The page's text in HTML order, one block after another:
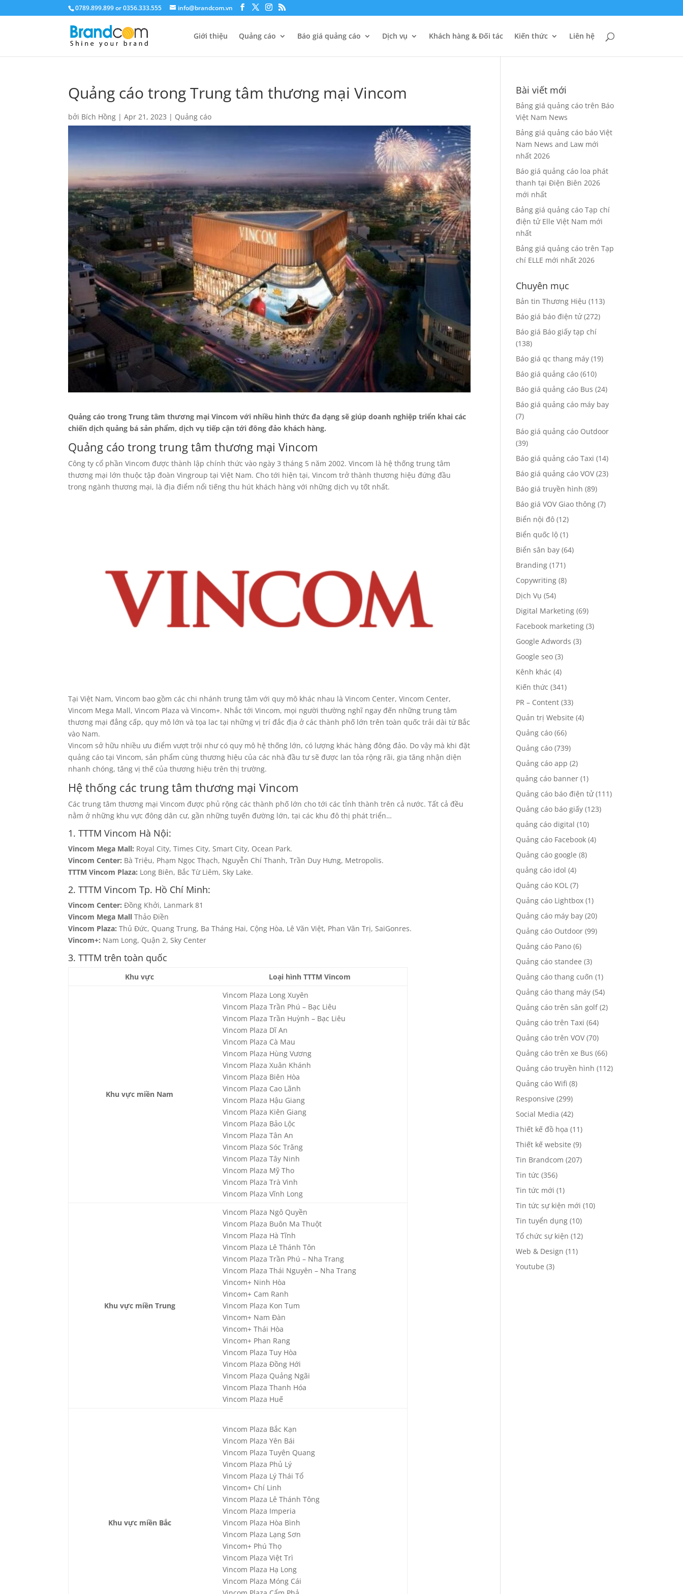
0789.899.899 or 0356.333.555 info@brandcom.vn
Giới thiệu Quảng cáo Báo giá quảng cáo Dịch vụ Khách hàng & Đối tác Kiến thức Liên hệ
Quảng cáo trong Trung tâm thương mại Vincom
bởi Bích Hồng |Apr 21, 2023 | Quảng cáo
Quảng cáo trong Trung tâm thương mại Vincom với nhiều hình thức đa dạng sẽ giúp doanh nghiệp triển khai các
chiến dịch quảng bá sản phẩm, dịch vụ tiếp cận tới đông đảo khách hàng.
Quảng cáo trong trung tâm thương mại Vincom
Công ty cổ phần Vincom được thành lập chính thức vào ngày 3 tháng 5 năm 2002. Vincom là hệ thống trung tâm
thương mại lớn thuộc tập đoàn Vingroup tại Việt Nam. Cho tới hiện tại, Vincom trở thành thương hiệu đứng đầu
trong ngành thương mại, là địa điểm nổi tiếng thu hút khách hàng với những dịch vụ tốt nhất.
Tại Việt Nam, Vincom bao gồm các chi nhánh trung tâm với quy mô khác nhau là Vincom Center, Vincom Center,
Vincom Mega Mall, Vincom Plaza và Vincom+. Nhắc tới Vincom, mọi người thường nghĩ ngay đến những trung tâm
thương mại đẳng cấp, quy mô lớn và tọa lac tại những vị trí đắc địa ở các thành phố lớn trên toàn quốc trải dài từ Bắc
vào Nam.
Vincom sở hữu nhiều ưu điểm vượt trội như có quy mô hệ thống lớn, có lượng khác hàng đông đảo. Do vậy mà khi đặt
quảng cáo tại Vincom, sản phẩm cùng thương hiệu của các nhà đầu tư sẽ được lan tỏa rộng rãi, gia tăng nhận diện
nhanh chóng, tăng vị thế của thương hiệu trên thị trường.
Hệ thống các trung tâm thương mại Vincom
Các trung tâm thương mại Vincom được phủ rộng các thành phố lớn cho tới các tỉnh thành trên cả nước. Tất cả đều
nằm ở những khu vực đông dân cư, gần những tuyến đường lớn, tại các khu đô thị phát triển…
1. TTTM Vincom Hà Nội:
Vincom Mega Mall: Royal City, Times City, Smart City, Ocean Park.
Vincom Center: Bà Triệu, Phạm Ngọc Thạch, Nguyễn Chí Thanh, Trần Duy Hưng, Metropolis.
TTTM Vincom Plaza: Long Biên, Bắc Từ Liêm, Sky Lake.
2. TTTM Vincom Tp. Hồ Chí Minh:
Vincom Center: Đồng Khởi, Lanmark 81
Vincom Mega Mall Thảo Điền
Vincom Plaza: Thủ Đức, Quang Trung, Ba Tháng Hai, Cộng Hòa, Lê Văn Việt, Phan Văn Trị, SaiGonres.
Vincom+: Nam Long, Quận 2, Sky Center
3. TTTM trên toàn quốc
Khu vực Loại hình TTTM Vincom
Khu vực miền Nam
Vincom Plaza Long Xuyên
Vincom Plaza Trần Phú – Bạc Liêu
Vincom Plaza Trần Huỳnh – Bạc Liêu
Vincom Plaza Dĩ An
Vincom Plaza Cà Mau
Vincom Plaza Hùng Vương
Vincom Plaza Xuân Khánh
Vincom Plaza Biên Hòa
Vincom Plaza Cao Lãnh
Vincom Plaza Hậu Giang
Vincom Plaza Kiên Giang
Vincom Plaza Bảo Lộc
Vincom Plaza Tân An
Vincom Plaza Sóc Trăng
Vincom Plaza Tây Ninh
Vincom Plaza Mỹ Tho
Vincom Plaza Trà Vinh
Vincom Plaza Vĩnh Long
Khu vực miền Trung
Vincom Plaza Ngô Quyền
Vincom Plaza Buôn Ma Thuột
Vincom Plaza Hà Tĩnh
Vincom Plaza Lê Thánh Tôn
Vincom Plaza Trần Phú – Nha Trang
Vincom Plaza Thái Nguyên – Nha Trang
Vincom+ Ninh Hòa
Vincom+ Cam Ranh
Vincom Plaza Kon Tum
Vincom+ Nam Đàn
Vincom+ Thái Hòa
Vincom+ Phan Rang
Vincom Plaza Tuy Hòa
Vincom Plaza Đồng Hới
Vincom Plaza Quảng Ngãi
Vincom Plaza Thanh Hóa
Vincom Plaza Huế
Khu vực miền Bắc
Vincom Plaza Bắc Kạn
Vincom Plaza Yên Bái
Vincom Plaza Tuyên Quang
Vincom Plaza Phủ Lý
Vincom Plaza Lý Thái Tổ
Vincom+ Chí Linh
Vincom Plaza Lê Thánh Tông
Vincom Plaza Imperia
Vincom Plaza Hòa Bình
Vincom Plaza Lạng Sơn
Vincom+ Phú Thọ
Vincom Plaza Việt Trì
Vincom Plaza Hạ Long
Vincom Plaza Móng Cái
Bài viết mới
Bảng giá quảng cáo trên Báo
Việt Nam News
Bảng giá quảng cáo báo Việt
Nam News and Law mới
nhất 2026
Báo giá quảng cáo loa phát
thanh tại Điện Biên 2026
mới nhất
Bảng giá quảng cáo Tạp chí
điện tử Elle Việt Nam mới
nhất
Bảng giá quảng cáo trên Tạp
chí ELLE mới nhất 2026
Chuyên mục
Bản tin Thương Hiệu (113)
Báo giá báo điện tử(272)
Báo giá Báo giấy tạp chí
(138)
Báo giá qc thang máy (19)
Báo giá quảng cáo (610)
Báo giá quảng cáo Bus (24)
Báo giá quảng cáo máy bay
(7)
Báo giá quảng cáo Outdoor
(39)
Báo giá quảng cáo Taxi (14)
Báo giá quảng cáo VOV(23)
Báo giá truyền hình (89)
Báo giá VOV Giao thông (7)
Biển nội đô (12)
Biển quốc lộ (1)
Biển sân bay (64)
Branding (171)
Copywriting (8)
Dịch Vụ (54)
Digital Marketing (69)
Facebook marketing (3)
Google Adwords (3)
Google seo (3)
Kênh khác (4)
Kiến thức (341)
PR – Content (33)
Quản trị Website (4)
Quảng cáo (66)
Quảng cáo (739)
Quảng cáo app (2)
quảng cáo banner (1)
Quảng cáo báo điện tử(111)
Quảng cáo báo giấy (123)
quảng cáo digital (10)
Quảng cáo Facebook (4)
Quảng cáo google (8)
quảng cáo idol (4)
Quảng cáo KOL (7)
Quảng cáo Lightbox (1)
Quảng cáo máy bay (20)
Quảng cáo Outdoor (99)
Quảng cáo Pano (6)
Quảng cáo standee (3)
Quảng cáo thang cuốn (1)
Quảng cáo thang máy (54)
Quảng cáo trên sân golf(2)
Quảng cáo trên Taxi (64)
Quảng cáo trên VOV(70)
Quảng cáo trên xe Bus (66)
Quảng cáo truyền hình (112)
Quảng cáo Wifi (8)
Responsive (299)
Social Media (42)
Thiết kế đồ họa (11)
Thiết kế website (9)
Tin Brandcom (207)
Tin tức (356)
Tin tức mới (1)
Tin tức sự kiện mới (10)
Tin tuyển dụng (10)
Tổ chức sự kiện (12)
Web & Design (11)
Youtube (3)